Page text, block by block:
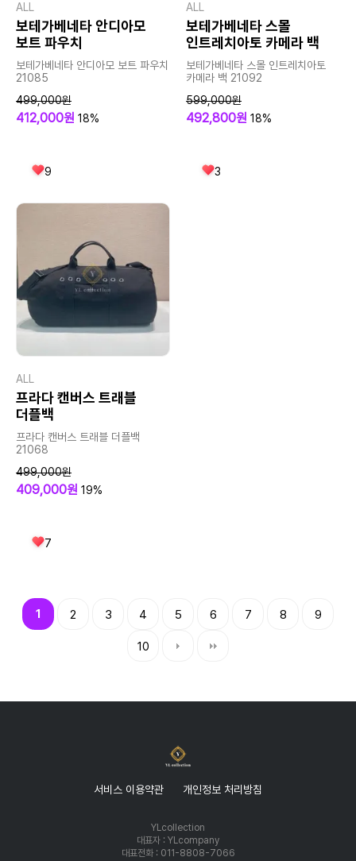
ALL
보테가베네타 안디아모
보트 파우치
보테가베네타 안디아모 보트 파우치
21085
499,000원
412,000원 18%
9
ALL
보테가베네타 스몰
인트레치아토 카메라 백
보테가베네타 스몰 인트레치아토
카메라 백 21092
599,000원
492,800원 18%
3
ALL
프라다 캔버스 트래블
더플백
프라다 캔버스 트래블 더플백
21068
499,000원
409,000원 19%
7
1 2 3 4 5 6 7 8 9
10
서비스 이용약관 개인정보 처리방침
YLcollection
대표자 : YLcompany
대표전화 : 011-8808-7066